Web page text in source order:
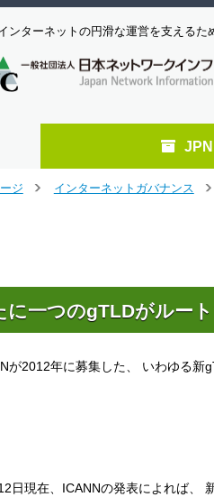
ンターネットの円滑な運営を支えるた
ジ
インターネットガバナンス
に一つのgTLDがルー
が2012年に募集した、 いわゆる新
日現在、ICANNの発表によれば、